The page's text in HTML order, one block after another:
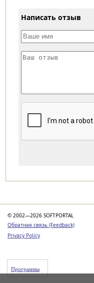
Написать отзыв
© 2002—2026 SOFTPORTAL
Обратная связь (Feedback)
Privacy Policy
Программы